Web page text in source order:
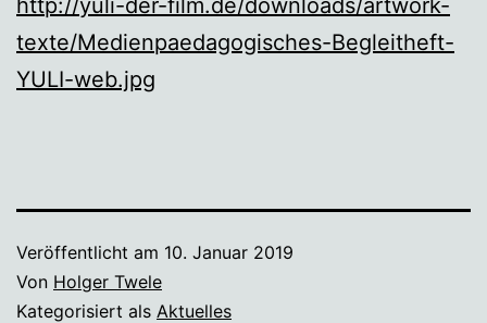
texte/Medienpaedagogisches-Begleitheft-
YULI-web.jpg
Veröffentlicht am 10. Januar 2019
Von Holger Twele
Kategorisiert als Aktuelles